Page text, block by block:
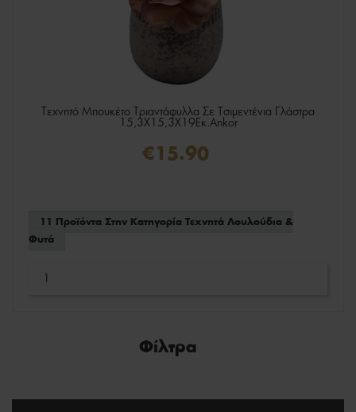
Φίλτρα
Τεχνητό Μπουκέτο Τριαντάφυλλα Σε Τσιμεντένια Γλάστρα
15,3X15,3X19Εκ.Ankor
€15.90
11 Προϊόντα Στην Κατηγορία Τεχνητά Λουλούδια &
Φυτά